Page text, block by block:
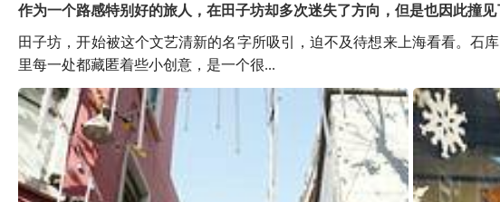
作为一个路感特别好的旅人，在田子坊却多次迷失了方向，但是也因此撞见
田子坊，开始被这个文艺清新的名字所吸引，迫不及待想来上海看看。石
里每一处都藏匿着些小创意，是一个很...